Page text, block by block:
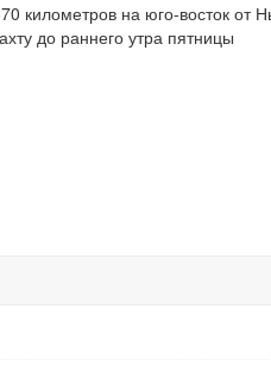
километров на юго-восток от
до раннего утра пятницы